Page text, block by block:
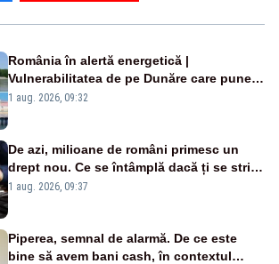
România în alertă energetică |
Vulnerabilitatea de pe Dunăre care pune
în pericol Centrala Cernavodă era
1 aug. 2026, 09:32
De azi, milioane de români primesc un
drept nou. Ce se întâmplă dacă ți se strică
un produs
1 aug. 2026, 09:37
Piperea, semnal de alarmă. De ce este
bine să avem bani cash, în contextul